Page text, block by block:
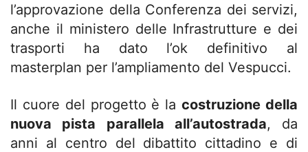
l’approvazione della Conferenza dei servizi,
anche il ministero delle Infrastrutture e dei
trasporti ha dato l’ok definitivo al
masterplan per l’ampliamento del Vespucci.
Il cuore del progetto è lacostruzione della
nuova pista parallela all’autostrada, da
anni al centro del dibattito cittadino e di